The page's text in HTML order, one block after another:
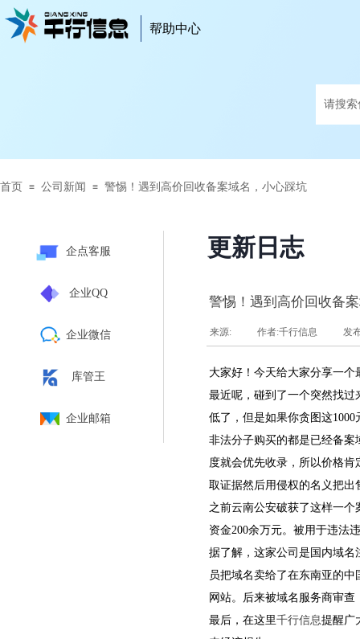
帮助中心
首页 ≡ 公司新闻 ≡ 警惕！遇到高价回收备案域名，小心踩坑
企点客服
企业QQ
企业微信
库管王
企业邮箱
更新日志
警惕！遇到高价回收备
来源: 作者:千行信息 发
大家好！今天给大家分享一
最近呢，碰到了一个突然找过
低了，但是如果你贪图这
非法分子购买的都是已经备
度就会优先收录，所以价格
取证据然后用侵权的名义把
之前云南公安破获了这样一
资金200余万元。被用于违法
据了解，这家公司是国内域
员把域名卖给了在东南亚的
网站。后来被域名服务商审
最后，在这里千行信息提醒广